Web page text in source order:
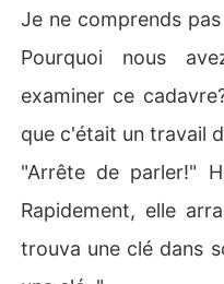
Je ne comprends
Pourquoi nous
examiner ce
que c'était un travail
"Arrête de parler!"
Rapidement, elle
trouva une clé dans